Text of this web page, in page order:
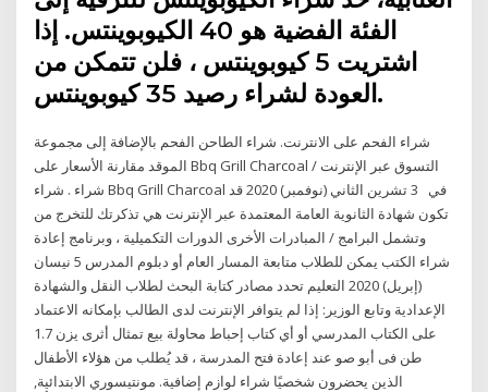
الفئة الفضية هو 40 الكيوبوينتس. إذا
اشتريت 5 كيوبوينتس ، فلن تتمكن من
العودة لشراء رصيد 35 كيوبوينتس.
شراء الفحم على الانترنت. شراء الطاحن الفحم بالإضافة إلى مجموعة
الموقد مقارنة الأسعار على Bbq Grill Charcoal التسوق عبر الإنترنت /
شراء . شراء Bbq Grill Charcoal في 3 تشرين الثاني (نوفمبر) 2020 قد
تكون شهادة الثانوية العامة المعتمدة عبر الإنترنت هي تذكرتك للتخرج من
وتشمل البرامج / المبادرات الأخرى الدورات التكميلية ، وبرنامج إعادة
شراء الكتب يمكن للطلاب متابعة المسار العام أو دبلوم المدرس 5 نيسان
(إبريل) 2020 التعليم تحدد مصادر كتابة البحث لطلاب النقل والشهادة
الإعدادية وتابع الوزير: إذا لم يتوافر الإنترنت لدى الطالب بإمكانه الاعتماد
على الكتاب المدرسي أو أي كتاب إحباط محاولة بيع تمثال أثرى يزن 1.7
طن فى أبو صو عند إعادة فتح المدرسة ، قد يُطلب من هؤلاء الأطفال
الذين يحضرون شخصيًا شراء لوازم إضافية. مونتيسوري الابتدائية,